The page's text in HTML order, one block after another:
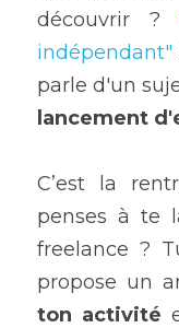
découvrir ?
indépendant"
parle d'un
lancement
C’est la
penses à te
freelance ?
propose un
ton activité